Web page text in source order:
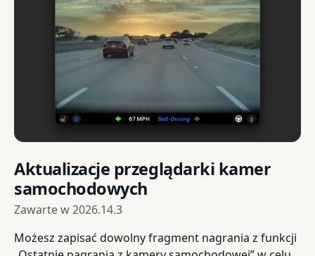
Aktualizacje przeglądarki kamer
samochodowych
Zawarte w2026.14.3
Możesz zapisać dowolny fragment nagrania z funkcji